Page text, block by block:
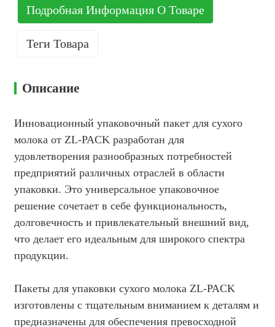
Подробная Информация О Товаре
Теги Товара
Описание
Инновационный упаковочный пакет для сухого
молока от ZL-PACK разработан для
удовлетворения разнообразных потребностей
предприятий различных отраслей в области
упаковки. Это универсальное упаковочное
решение сочетает в себе функциональность,
долговечность и привлекательный внешний вид,
что делает его идеальным для широкого спектра
продукции.
Пакеты для упаковки сухого молока ZL-PACK
изготовлены с тщательным вниманием к деталям и
предназначены для обеспечения превосходной